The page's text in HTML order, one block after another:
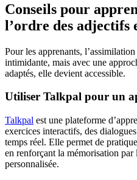
Conseils pour
l’ordre des adjectifs
Pour les apprenants,
intimidante, mais avec une
adaptés, elle devient accessible.
Utiliser Talkpal pour un
Talkpal est une plateforme
exercices interactifs, des
temps réel. Elle permet de
en renforçant la mémorisation
personnalisée.